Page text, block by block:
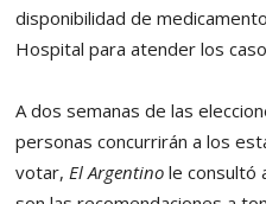
disponibilidad de
Hospital para atender los
A dos semanas de las
personas concurrirán a los
votar, El Argentino le consultó